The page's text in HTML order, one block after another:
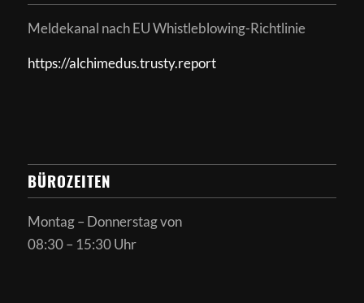
Meldekanal nachEU Whistleblowing-Richtlinie
https://alchimedus.trusty.report
BÜROZEITEN
Montag – Donnerstag von
08:30 – 15:30 Uhr